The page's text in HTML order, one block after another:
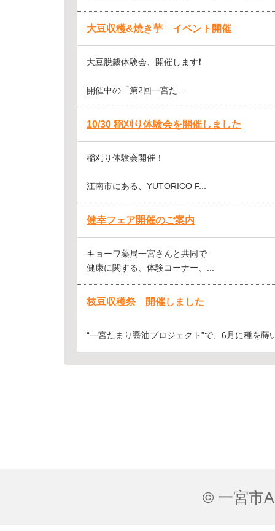
大豆収穫&焼き芋 イベント開催
大豆脱穀体験会、開催します❗️
開催中の「第2回一宮た...
10/30 稲刈り体験会を開催しました
稲刈り体験会開催！
江南市にある、YUTORICO F...
健幸フェア開催のご案内
キョーワ薬局一宮さんと共同で
健康に関する、体験コーナー、...
枝豆収穫祭 開催しました
“一宮たまり醤油プロジェクト”で、6月に種を蒔
© 一宮市